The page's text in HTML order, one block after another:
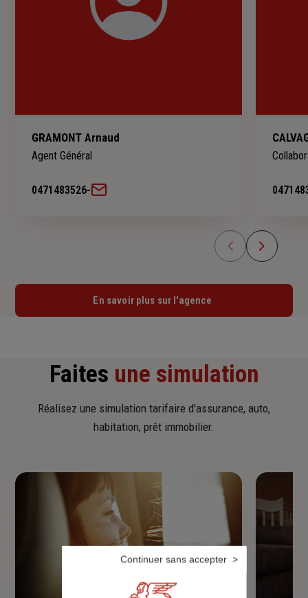
GRAMONT Arnaud
Agent Général
0471483526-
En savoir plus sur l'agence
Faites une simulation
Réalisez une simulation tarifaire d'assurance, auto,
habitation, prêt immobilier.
Continuer sans accepter